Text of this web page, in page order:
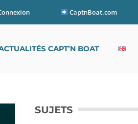
CaptnBoat.com
CAPT’N BOAT
SUJETS